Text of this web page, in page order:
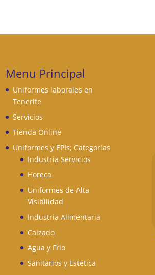
Menu Principal
Uniformes laborales en
Tenerife
Servicios
Tienda Online
Uniformes y EPIs; Categorías
Industria Servicios
Horeca
Uniformes de Alta
Visibilidad
Industria Alimentaria
Calzado
Agua y Frio
Sanitarios y Estética